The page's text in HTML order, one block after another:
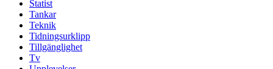
Statist
Tankar
Teknik
Tidningsurklipp
Tillgänglighet
Tv